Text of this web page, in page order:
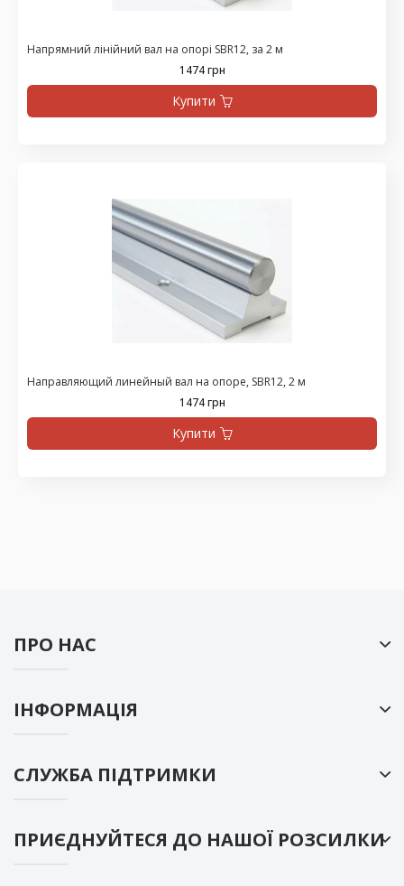
Напрямний лінійний вал на опорі SBR12, за 2 м
1474 грн
Купити
Направляющий линейный вал на опоре, SBR12, 2 м
1474 грн
Купити
ПРО НАС
ІНФОРМАЦІЯ
СЛУЖБА ПІДТРИМКИ
ПРИЄДНУЙТЕСЯ ДО НАШОЇ РОЗСИЛКИ